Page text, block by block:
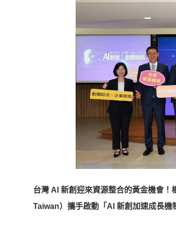
台灣 AI 新創迎來資源整合的黃金機會
Taiwan）攜手啟動「AI 新創加速成長機